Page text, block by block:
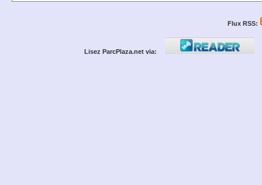
Flux RSS:
Lisez ParcPlaza.net via: